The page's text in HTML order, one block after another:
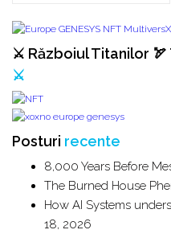
⚔️ Războiul Titanilor
⚔️
Posturi recente
8,000 Years Before
The Burned House
How AI Systems
18, 2026